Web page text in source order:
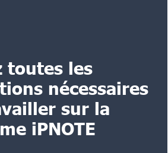
toutes les
nécessaires
sur la
iPNOTE